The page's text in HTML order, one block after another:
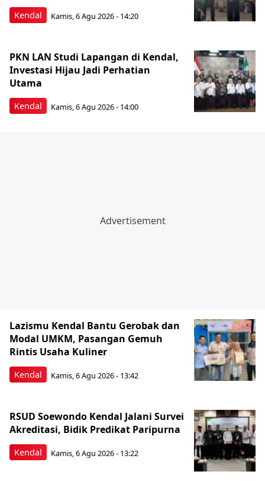
Kendal Kamis, 6 Agu 2026 - 14:20
Kendal
PKN LAN Studi Lapangan di Kendal,
Investasi Hijau Jadi Perhatian
Utama
Kamis, 6 Agu 2026 - 14:00
Kendal
Lazismu Kendal Bantu Gerobak dan
Modal UMKM, Pasangan Gemuh
Rintis Usaha Kuliner
Kamis, 6 Agu 2026 - 13:42
Kendal
RSUD Soewondo Kendal Jalani Survei
Akreditasi, Bidik Predikat Paripurna
Kamis, 6 Agu 2026 - 13:22